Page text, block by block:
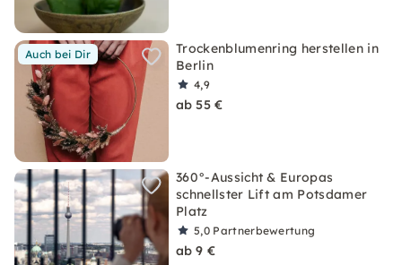
Auch bei Dir
Trockenblumenring herstellen in
Berlin
4,9
ab 55 €
360°-Aussicht & Europas
schnellster Lift am Potsdamer
Platz
5,0 Partnerbewertung
ab 9 €